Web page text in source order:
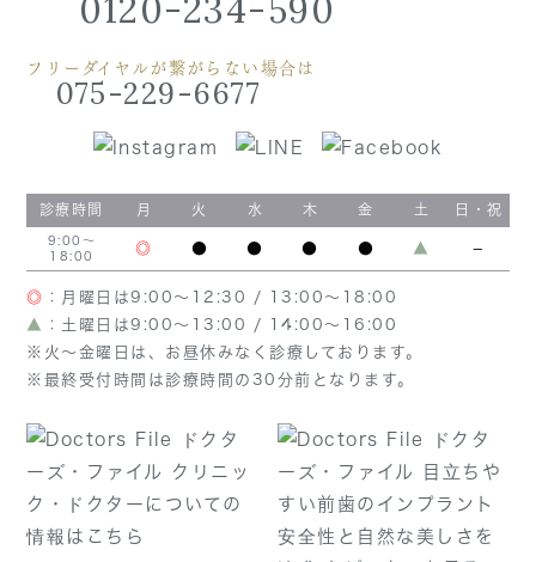
0120-234-590
フリーダイヤルが繋がらない場合は
075-229-6677
診療時間 月 火 水 木 金 土 日・祝
9:00～
18:00
◎ ● ● ● ● ▲ −
◎ ：月曜日は9:00～12:30 / 13:00～18:00
▲ ：土曜日は9:00～13:00 / 14:00～16:00
※火～金曜日は、お昼休みなく診療しております。
※最終受付時間は診療時間の30分前となります。